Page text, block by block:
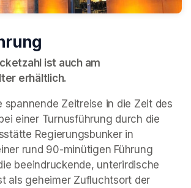
ist auch am
erhältlich.
spannende Zeitreise in die Zeit des
einer Turnusführung durch die
Regierungsbunker in
rund 90-minütigen Führung
beeindruckende, unterirdische
als geheimer Zufluchtsort der